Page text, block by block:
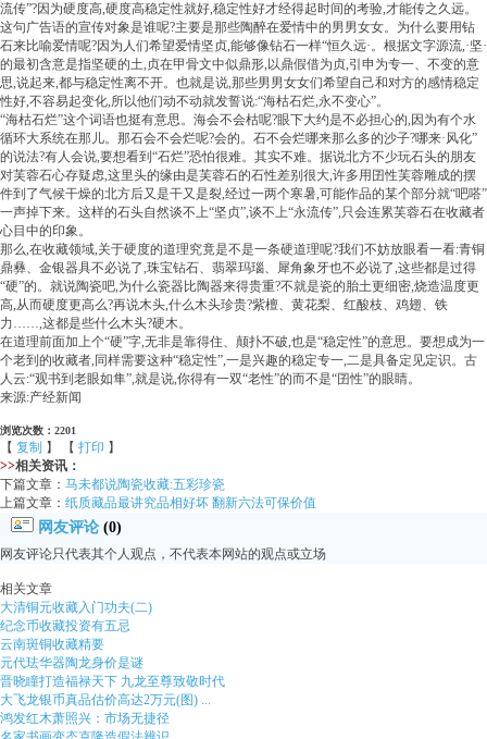
流传”?因为硬度高,硬度高稳定性就好,稳定性好才经得起时间的考验,才能传之久远。
这句广告语的宣传对象是谁呢?主要是那些陶醉在爱情中的男男女女。为什么要用钻
石来比喻爱情呢?因为人们希望爱情坚贞,能够像钻石一样“恒久远·。根据文字源流,·坚·
的最初含意是指坚硬的土,贞在甲骨文中似鼎形,以鼎假借为贞,引申为专一、不变的意
思,说起来,都与稳定性离不开。也就是说,那些男男女女们希望自己和对方的感情稳定
性好,不容易起变化,所以他们动不动就发誓说:“海枯石烂,永不变心”。
“海枯石烂”这个词语也挺有意思。海会不会枯呢?眼下大约是不必担心的,因为有个水
循环大系统在那儿。那石会不会烂呢?会的。石不会烂哪来那么多的沙子?哪来·风化”
的说法?有人会说,要想看到“石烂”恐怕很难。其实不难。据说北方不少玩石头的朋友
对芙蓉石心存疑虑,这里头的缘由是芙蓉石的石性差别很大,许多用囝性芙蓉雕成的摆
件到了气候干燥的北方后又是干又是裂,经过一两个寒暑,可能作品的某个部分就“吧嗒”
一声掉下来。这样的石头自然谈不上“坚贞”,谈不上“永流传”,只会连累芙蓉石在收藏者
心目中的印象。
那么,在收藏领域,关于硬度的道理究竟是不是一条硬道理呢?我们不妨放眼看一看:青铜
鼎彝、金银器具不必说了,珠宝钻石、翡翠玛瑙、犀角象牙也不必说了,这些都是过得
“硬”的。就说陶瓷吧,为什么瓷器比陶器来得贵重?不就是瓷的胎土更细密,烧造温度更
高,从而硬度更高么?再说木头,什么木头珍贵?紫檀、黄花梨、红酸枝、鸡翅、铁
力……,这都是些什么木头?硬木。
在道理前面加上个“硬”字,无非是靠得住、颠扑不破,也是“稳定性”的意思。要想成为一
个老到的收藏者,同样需要这种“稳定性”,一是兴趣的稳定专一,二是具备定见定识。古
人云:“观书到老眼如隼”,就是说,你得有一双“老性”的而不是“囝性”的眼睛。
来源:产经新闻
浏览次数：2201
【 复制 】 【 打印 】
>>相关资讯：
下篇文章： 马未都说陶瓷收藏:五彩珍瓷
上篇文章： 纸质藏品最讲究品相好坏 翻新六法可保价值
网友评论 (0)
网友评论只代表其个人观点，不代表本网站的观点或立场
相关文章
大清铜元收藏入门功夫(二)
纪念币收藏投资有五忌
云南斑铜收藏精要
元代珐华器陶龙身价是谜
晋晓瞳打造福禄天下 九龙至尊致敬时代
大飞龙银币真品估价高达2万元(图) ...
鸿发红木萧照兴：市场无捷径